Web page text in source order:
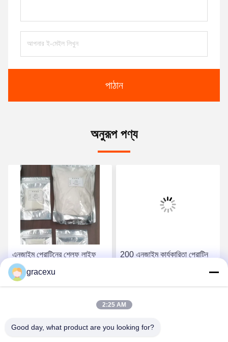
পাঠান
অনুরূপ পণ্য
এনজাইম প্রোটিনের শেল্ফ লাইফ
উৎপাদন তারিখ থেকে 18 মাস এবং
এনজাইম কার্যকারিতা 200 মাস
200 এনজাইম কার্যকারিতা প্রোটিন
gracexu
2:25 AM
Good day, what product are you looking for?